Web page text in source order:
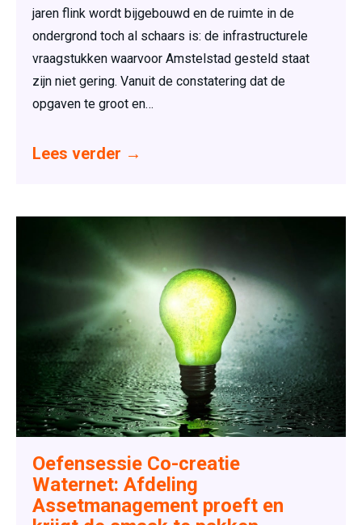
jaren flink wordt bijgebouwd en de ruimte in de
ondergrond toch al schaars is: de infrastructurele
vraagstukken waarvoor Amstelstad gesteld staat
zijn niet gering. Vanuit de constatering dat de
opgaven te groot en…
Lees verder →
Oefensessie Co-creatie
Waternet: Afdeling
Assetmanagement proeft en